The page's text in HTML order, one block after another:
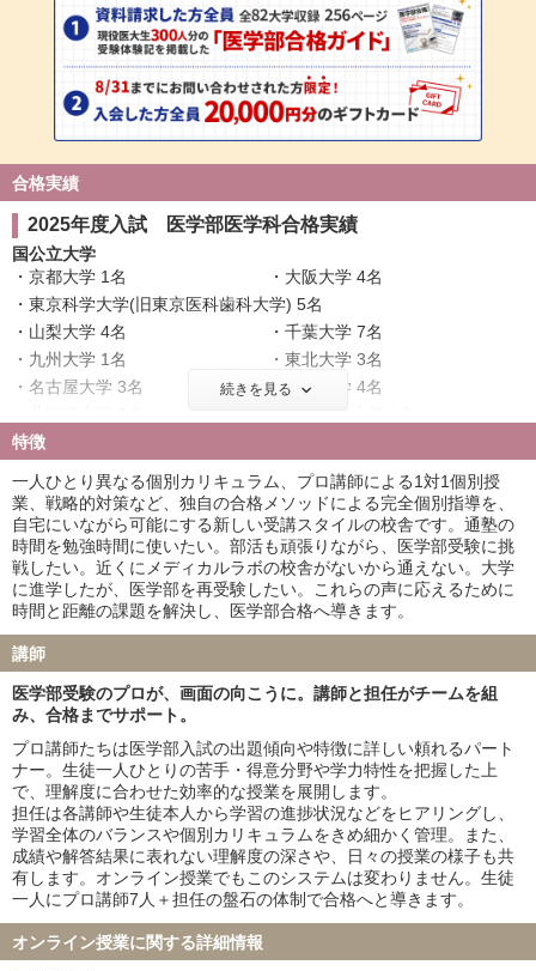
合格実績
2025年度入試 医学部医学科合格実績
国公立大学
京都大学 1名
大阪大学 4名
東京科学大学(旧東京医科歯科大学) 5名
山梨大学 4名
千葉大学 7名
九州大学 1名
東北大学 3名
名古屋大学 3名
神戸大学 4名
横浜市立大学 6名
筑波大学 5名
名古屋市立大学 11名
京都府立医科大学 5名
岡山大学 3名
信州大学 4名
金沢大学 2名
新潟大学 6名
浜松医科大学 13名
三重大学 2名
滋賀医科大学 3名
長崎大学 2名
熊本大学 6名
和歌山県立医科大学 3名
群馬大学 6名
岐阜大学 5名
鹿児島大学 2名
山口大学 5名
香川大学 3名
高知大学 5名
福井大学 5名
宮崎大学 4名
弘前大学 2名
琉球大学 6名
札幌医科大学 2名
大分大学 4名
鳥取大学 5名
徳島大学 7名
旭川医科大学 5名
山形大学 7名
福島県立医科大学 3名
島根大学 3名
佐賀大学 2名
続きを見る
特徴
一人ひとり異なる個別カリキュラム、プロ講師による1対1個別授
業、戦略的対策など、独自の合格メソッドによる完全個別指導を、
自宅にいながら可能にする新しい受講スタイルの校舎です。通塾の
時間を勉強時間に使いたい。部活も頑張りながら、医学部受験に挑
戦したい。近くにメディカルラボの校舎がないから通えない。大学
に進学したが、医学部を再受験したい。これらの声に応えるために
時間と距離の課題を解決し、医学部合格へ導きます。
講師
医学部受験のプロが、画面の向こうに。講師と担任がチームを組
み、合格までサポート。
プロ講師たちは医学部入試の出題傾向や特徴に詳しい頼れるパート
ナー。生徒一人ひとりの苦手・得意分野や学力特性を把握した上
で、理解度に合わせた効率的な授業を展開します。
担任は各講師や生徒本人から学習の進捗状況などをヒアリングし、
学習全体のバランスや個別カリキュラムをきめ細かく管理。また、
成績や解答結果に表れない理解度の深さや、日々の授業の様子も共
有します。オンライン授業でもこのシステムは変わりません。生徒
一人にプロ講師7人＋担任の盤石の体制で合格へと導きます。
オンライン授業に関する詳細情報